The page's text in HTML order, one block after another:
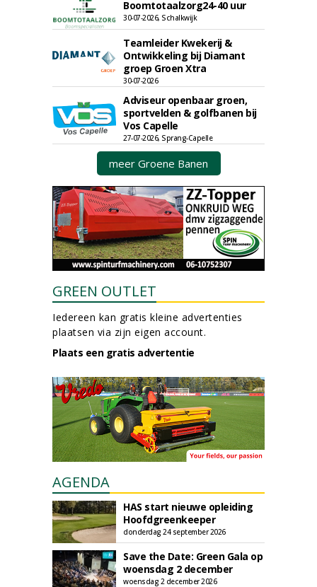
Boomtotaalzorg24-40 uur
30-07-2026, Schalkwijk
Teamleider Kwekerij &
Ontwikkeling bij Diamant
groep Groen Xtra
30-07-2026
Adviseur openbaar groen,
sportvelden & golfbanen bij
Vos Capelle
27-07-2026, Sprang-Capelle
meer Groene Banen
GREEN OUTLET
Iedereen kan gratis kleine advertenties
plaatsen via zijn eigen account.
Plaats een gratis advertentie
AGENDA
HAS start nieuwe opleiding
Hoofdgreenkeeper
donderdag 24 september 2026
Save the Date: Green Gala op
woensdag 2 december
woensdag 2 december 2026